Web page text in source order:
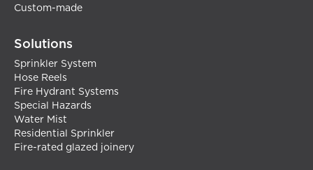
Custom-made
Solutions
Sprinkler System
Hose Reels
Fire Hydrant Systems
Special Hazards
Water Mist
Residential Sprinkler
Fire-rated glazed joinery